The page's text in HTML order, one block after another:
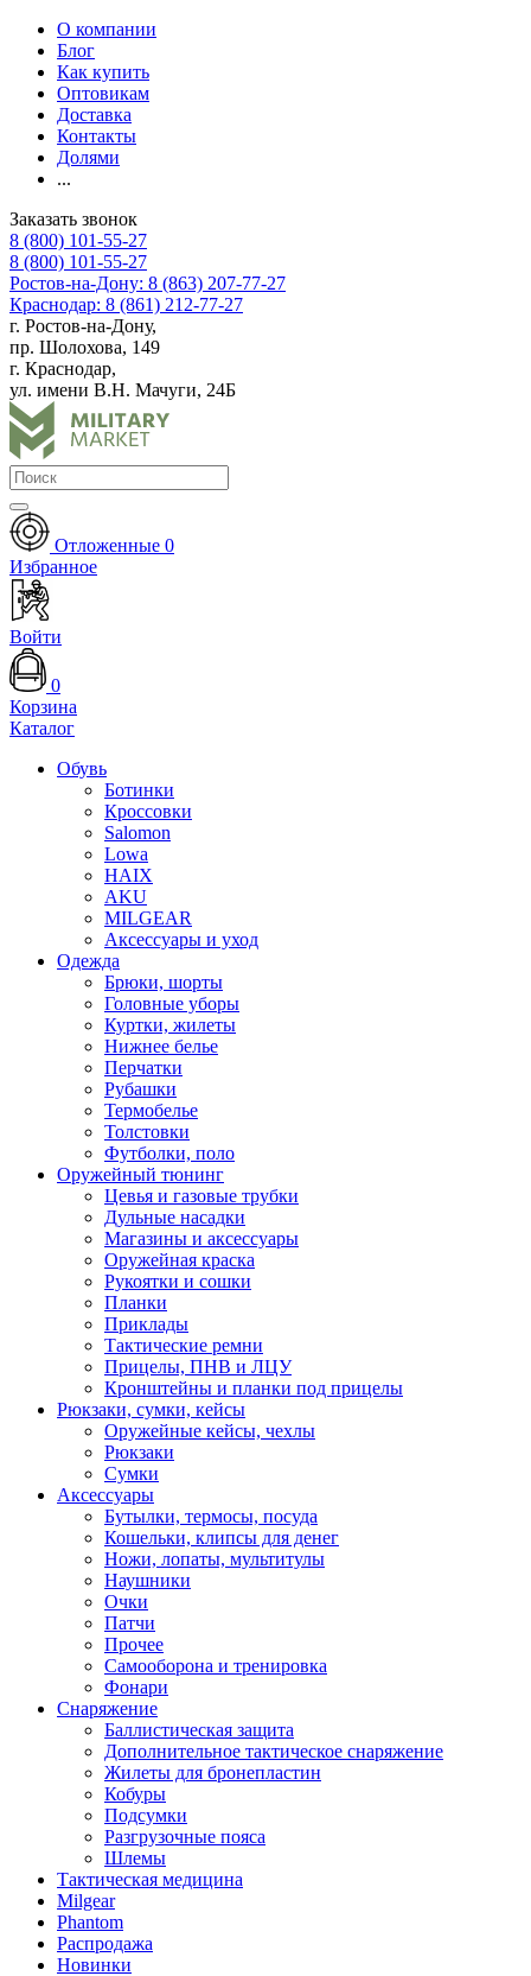
О компании
Блог
Как купить
Оптовикам
Доставка
Контакты
Долями
...
Заказать звонок
8 (800) 101-55-27
8 (800) 101-55-27
Ростов-на-Дону: 8 (863) 207-77-27
Краснодар: 8 (861) 212-77-27
г. Ростов-на-Дону,
пр. Шолохова, 149
г. Краснодар,
ул. имени В.Н. Мачуги, 24Б
Отложенные 0
Избранное
Войти
0
Корзина
Каталог
Обувь
Ботинки
Кроссовки
Salomon
Lowa
HAIX
AKU
MILGEAR
Аксессуары и уход
Одежда
Брюки, шорты
Головные уборы
Куртки, жилеты
Нижнее белье
Перчатки
Рубашки
Термобелье
Толстовки
Футболки, поло
Оружейный тюнинг
Цевья и газовые трубки
Дульные насадки
Магазины и аксессуары
Оружейная краска
Рукоятки и сошки
Планки
Приклады
Тактические ремни
Прицелы, ПНВ и ЛЦУ
Кронштейны и планки под прицелы
Рюкзаки, сумки, кейсы
Оружейные кейсы, чехлы
Рюкзаки
Сумки
Аксессуары
Бутылки, термосы, посуда
Кошельки, клипсы для денег
Ножи, лопаты, мультитулы
Наушники
Очки
Патчи
Прочее
Самооборона и тренировка
Фонари
Снаряжение
Баллистическая защита
Дополнительное тактическое снаряжение
Жилеты для бронепластин
Кобуры
Подсумки
Разгрузочные пояса
Шлемы
Тактическая медицина
Milgear
Phantom
Распродажа
Новинки